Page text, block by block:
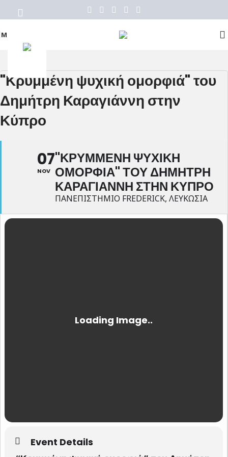
ΜΕΝΟΥ
"Κρυμμένη ψυχική ομορφιά" του
Δημήτρη Καραγιάννη στην
Κύπρο
07
NOV
"ΚΡΥΜΜΕΝΗ ΨΥΧΙΚΗ
ΟΜΟΡΦΙΑ" ΤΟΥ ΔΗΜΗΤΡΗ
ΚΑΡΑΓΙΑΝΝΗ ΣΤΗΝ ΚΥΠΡΟ
ΠΑΝΕΠΙΣΤΗΜΙΟ FREDERICK, ΛΕΥΚΩΣΙΑ
Event Details